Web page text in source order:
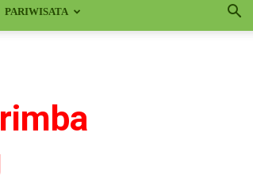
PARIWISATA